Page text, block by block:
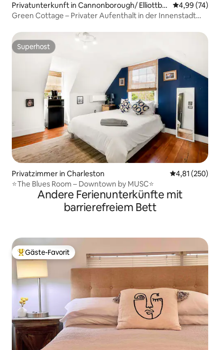
Privatunterkunft in Cannonborough/ Elliottbo
rough
4,99 (74)
Green Cottage – Privater Aufenthalt in der Innenstadt
Superhost
Superhost
Privatzimmer in Charleston
4,81 (250)
⭐The Blues Room – Downtown by MUSC⭐
Andere Ferienunterkünfte mit
barrierefreiem Bett
Beliebter Gäste-Favorit.
Gäste-Favorit